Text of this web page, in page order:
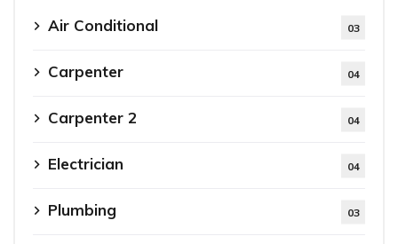
Air Conditional 03
Carpenter 04
Carpenter 2 04
Electrician 04
Plumbing 03